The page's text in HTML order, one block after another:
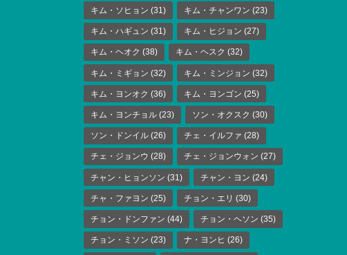
キム・ソヒョン (31) キム・チャンワン (23)
キム・ハギュン (31) キム・ヒジョン (27)
キム・ヘオク (38) キム・ヘスク (32)
キム・ミギョン (32) キム・ミンジョン (32)
キム・ヨンオク (36) キム・ヨンゴン (25)
キム・ヨンチョル (23) ソン・オクスク (30)
ソン・ドンイル (26) チェ・イルファ (28)
チェ・ジョンウ (28) チェ・ジョンウォン (27)
チャン・ヒョンソン (31) チャン・ヨン (24)
チャ・ファヨン (25) チョン・エリ (30)
チョン・ドンファン (44) チョン・ヘソン (35)
チョン・ミソン (23) ナ・ヨンヒ (26)